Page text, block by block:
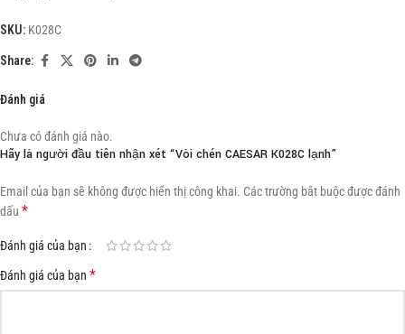
SKU: K028C
Share:
Đánh giá
Chưa có đánh giá nào.
Hãy là người đầu tiên nhận xét “Vòi chén CAESAR K028C lạnh”
Email của bạn sẽ không được hiển thị công khai. Các trường bắt buộc được đánh
dấu *
Đánh giá của bạn
Đánh giá của bạn *